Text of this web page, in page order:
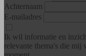
Achternaam
E-mailadres
Ik wil informatie en
relevante thema's die